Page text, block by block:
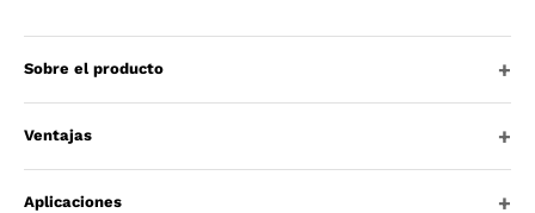
Sobre el producto
Ventajas
Aplicaciones